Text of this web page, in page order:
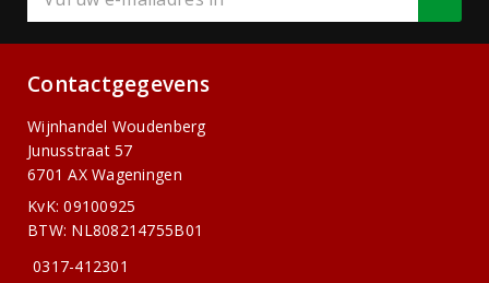
Contactgegevens
Wijnhandel Woudenberg
Junusstraat 57
6701 AX Wageningen
KvK: 09100925
BTW: NL808214755B01
0317-412301